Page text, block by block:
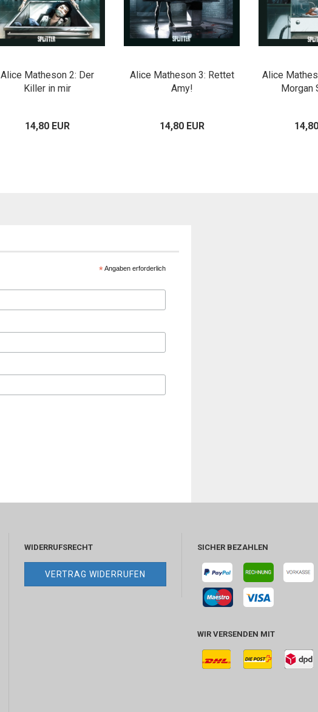
Alice Matheson 2: Der
Killer in mir
14,80 EUR
Alice Matheson 3: Rettet
Amy!
14,80 EUR
Alice
Morgan
*Angaben erforderlich
WIDERRUFSRECHT
VERTRAG WIDERRUFEN
SICHER BEZAHLEN
WIR VERSENDEN MIT